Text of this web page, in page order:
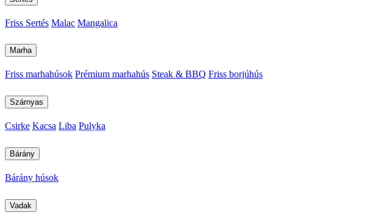
Friss Sertés Malac Mangalica
Marha
Friss marhahúsok Prémium marhahús Steak & BBQ Friss borjúhús
Szárnyas
Csirke Kacsa Liba Pulyka
Bárány
Bárány húsok
Vadak